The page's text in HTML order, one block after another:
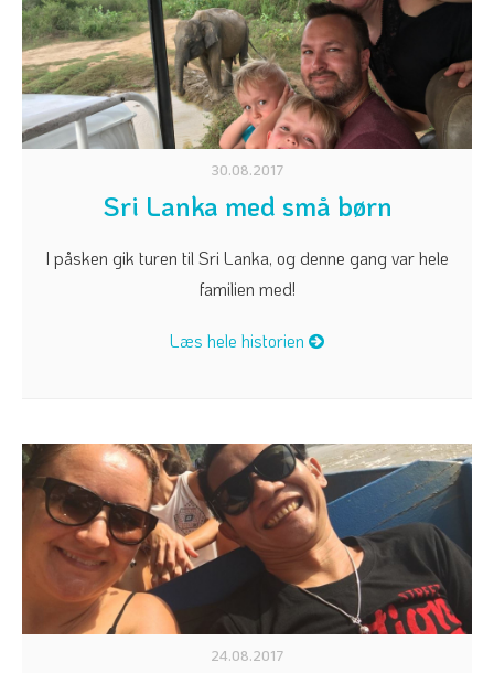
30.08.2017
Sri Lanka med små børn
I påsken gik turen til Sri Lanka, og denne gang var hele
familien med!
Læs hele historien
24.08.2017